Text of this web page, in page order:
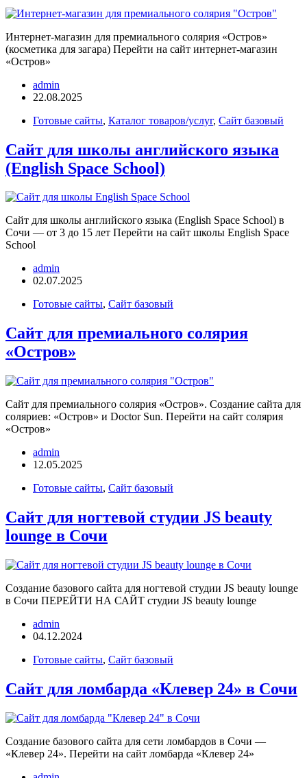
Интернет-магазин для премиального солярия «Остров»
(косметика для загара) Перейти на сайт интернет-магазин
«Остров»
admin
22.08.2025
Готовые сайты, Каталог товаров/услуг, Сайт базовый
Сайт для школы английского языка
(English Space School)
Сайт для школы английского языка (English Space School) в
Сочи — от 3 до 15 лет Перейти на сайт школы English Space
School
admin
02.07.2025
Готовые сайты, Сайт базовый
Сайт для премиального солярия
«Остров»
Сайт для премиального солярия «Остров». Создание сайта для
соляриев: «Остров» и Doctor Sun. Перейти на сайт солярия
«Остров»
admin
12.05.2025
Готовые сайты, Сайт базовый
Сайт для ногтевой студии JS beauty
lounge в Сочи
Создание базового сайта для ногтевой студии JS beauty lounge
в Сочи ПЕРЕЙТИ НА САЙТ студии JS beauty lounge
admin
04.12.2024
Готовые сайты, Сайт базовый
Сайт для ломбарда «Клевер 24» в Сочи
Создание базового сайта для сети ломбардов в Сочи —
«Клевер 24». Перейти на сайт ломбарда «Клевер 24»